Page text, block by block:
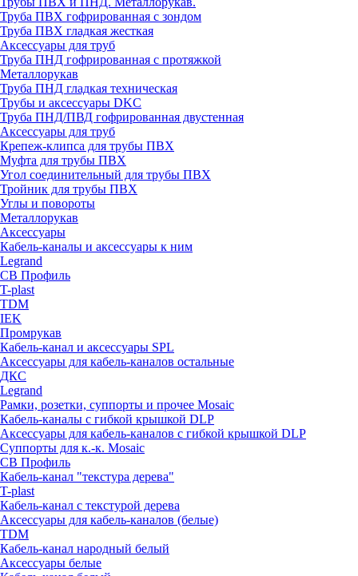
Труба ПВХ гофрированная с зондом
Труба ПВХ гладкая жесткая
Аксессуары для труб
Труба ПНД гофрированная с протяжкой
Металлорукав
Труба ПНД гладкая техническая
Трубы и аксессуары DKC
Труба ПНД/ПВД гофрированная двустенная
Аксессуары для труб
Крепеж-клипса для трубы ПВХ
Муфта для трубы ПВХ
Угол соединительный для трубы ПВХ
Тройник для трубы ПВХ
Углы и повороты
Металлорукав
Аксессуары
Кабель-каналы и аксессуары к ним
Legrand
СВ Профиль
T-plast
TDM
IEK
Промрукав
Кабель-канал и аксессуары SPL
Аксессуары для кабель-каналов остальные
ДКС
Legrand
Рамки, розетки, суппорты и прочее Mosaic
Кабель-каналы с гибкой крышкой DLP
Аксессуары для кабель-каналов с гибкой крышкой DLP
Суппорты для к.-к. Mosaic
СВ Профиль
Кабель-канал "текстура дерева"
T-plast
Кабель-канал с текстурой дерева
Аксессуары для кабель-каналов (белые)
TDM
Кабель-канал народный белый
Аксессуары белые